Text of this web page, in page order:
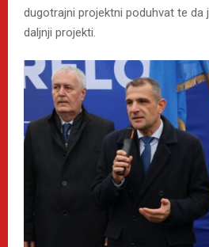
dugotrajni projektni poduhvat te da
daljnji projekti.